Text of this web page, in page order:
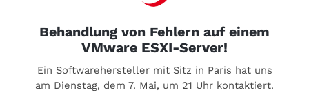
Behandlung von Fehlern auf einem
VMware ESXI-Server!
Ein Softwarehersteller mit Sitz in Paris hat uns
am Dienstag, dem 7. Mai, um 21 Uhr kontaktiert.